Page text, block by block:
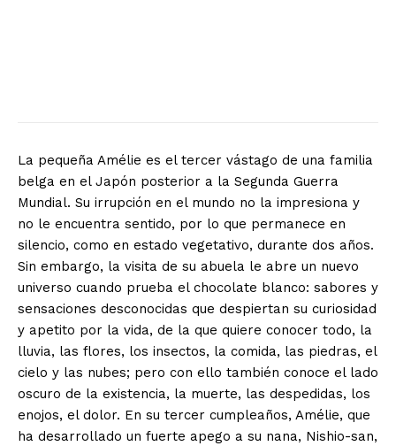
La pequeña Amélie es el tercer vástago de una familia
belga en el Japón posterior a la Segunda Guerra
Mundial. Su irrupción en el mundo no la impresiona y
no le encuentra sentido, por lo que permanece en
silencio, como en estado vegetativo, durante dos años.
Sin embargo, la visita de su abuela le abre un nuevo
universo cuando prueba el chocolate blanco: sabores y
sensaciones desconocidas que despiertan su curiosidad
y apetito por la vida, de la que quiere conocer todo, la
lluvia, las flores, los insectos, la comida, las piedras, el
cielo y las nubes; pero con ello también conoce el lado
oscuro de la existencia, la muerte, las despedidas, los
enojos, el dolor. En su tercer cumpleaños, Amélie, que
ha desarrollado un fuerte apego a su nana, Nishio-san,